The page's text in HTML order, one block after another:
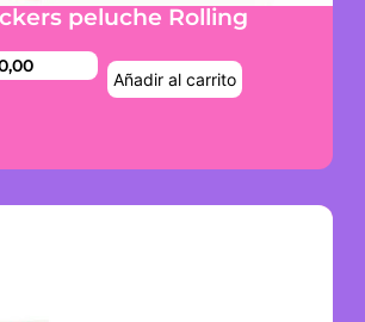
peluche Rolling
Añadir al carrito